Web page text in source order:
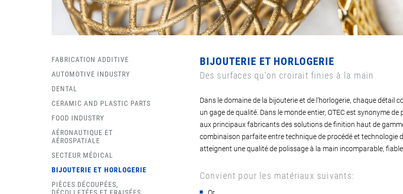
FABRICATION ADDITIVE
AUTOMOTIVE INDUSTRY
DENTAL
CERAMIC AND PLASTIC PARTS
FOOD INDUSTRY
AÉRONAUTIQUE ET
AÉROSPATIALE
SECTEUR MÉDICAL
BIJOUTERIE ET HORLOGERIE
PIÈCES DÉCOUPÉES,
BIJOUTERIE ET HORLOGERIE
Des surfaces qu’on croirait finies à la main
Dans le domaine de la bijouterie et de l’horlogerie, chaque détail
un gage de qualité. Dans le monde entier, OTEC est synonyme
aux principaux fabricants des solutions de finition haut de
combinaison parfaite entre technique de procédé et technologie
atteignent une qualité de polissage à la main incomparable,
Convient pour les matériaux suivants: